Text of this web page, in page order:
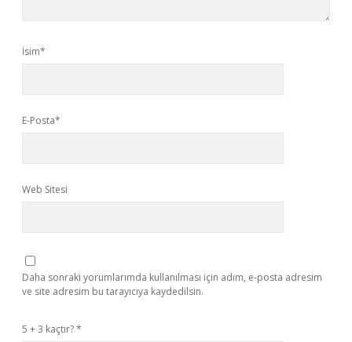
İsim*
E-Posta*
Web Sitesi
Daha sonraki yorumlarımda kullanılması için adım, e-posta adresim
ve site adresim bu tarayıcıya kaydedilsin.
5 + 3 kaçtır?*